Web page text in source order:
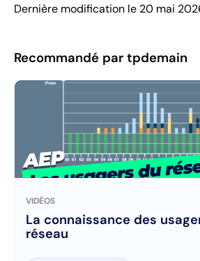
Dernière modification le 20 mai
Recommandé par tpdemain
VIDÉOS
La connaissance des
réseau